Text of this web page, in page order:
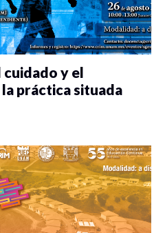
y el
práctica situada